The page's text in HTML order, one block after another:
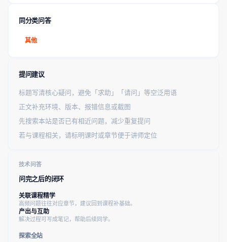
同分类问答
其他
提问建议
标题写清核心疑问，避免「求助」「请问」等空泛用语
正文补充环境、版本、报错信息或截图
先搜索本站是否已有相近问题，减少重复提问
若与课程相关，请标明课时或章节便于讲师定位
技术问答
问完之后的闭环
关联课程精学
高频问题往往对应章节，建议回到课程补基础。
产出与互助
解决过程可写成笔记，帮助后续同学。
探索全站